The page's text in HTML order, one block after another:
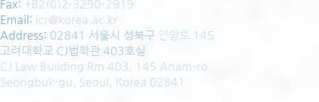
Fax: +82(0)2-3290-2919
Email: icr@korea.ac.kr
Address: 02841 서울시 성북구 안암로 145
고려대학교 CJ법학관 403호실
CJ Law Building Rm 403, 145 Anam-ro
Seongbuk-gu, Seoul, Korea 02841